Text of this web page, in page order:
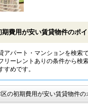
物件特集から
TOP
期費用が安い賃貸物件のポイ
アパート・マンションを検索
リーレントありの条件から検
すめです。
区の初期費用が安い賃貸物件